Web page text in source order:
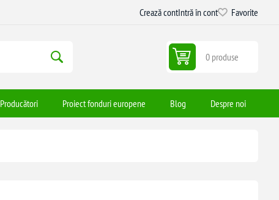
Crează contIntră în cont Favorite
0 produse
Producători Proiect fonduri europene Blog Despre noi